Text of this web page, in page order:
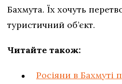
Бахмута. Їх хочуть
туристичний об’єкт.
Читайте також:
Росіяни в